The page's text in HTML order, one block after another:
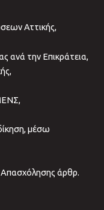
Αττικής,
ανά την Επικράτεια,
μέσω
Απασχόλησης άρθρ.